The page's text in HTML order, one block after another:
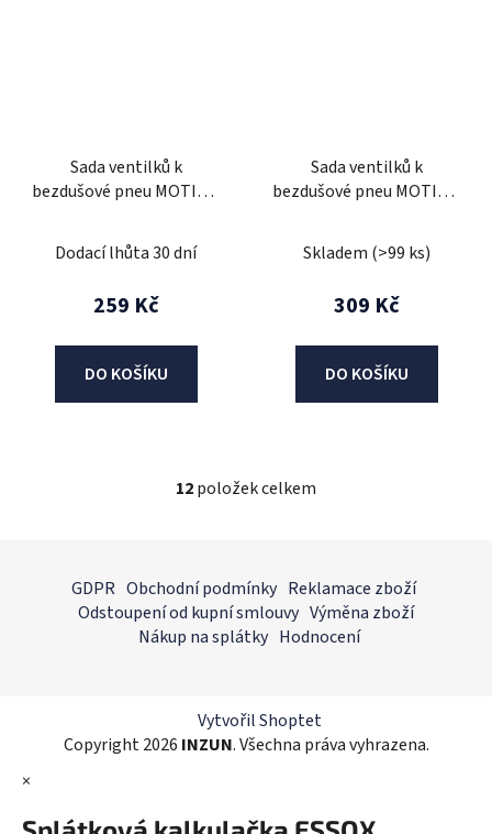
Sada ventilků k
bezdušové pneu MOTION
Dodací lhůta 30 dní
259 Kč
DO KOŠÍKU
Sada ventilků k
bezdušové pneu MOTION
Skladem (>99 ks)
309 Kč
DO KOŠÍKU
O
d
a
c
r
v
v
12položek celkem
GDPR Obchodní podmínky Reklamace zboží
Odstoupení od kupní smlouvy Výměna zboží
Nákup na splátky Hodnocení
Vytvořil Shoptet
Copyright 2026 INZUN. Všechna práva vyhrazena.
×